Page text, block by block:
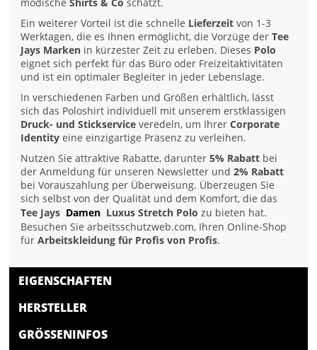
Ein weiterer Vorteil ist die schnelle Lieferzeit von 1-3
Werktagen, die es Ihnen ermöglicht, die Vorzüge derTee
Jays Marken in kürzester Zeit zu erleben. Dieses Polo
eignet sich perfekt für das Büro oder Freizeitaktivitäten
und ist ein optimaler Begleiter in jeder Lebenslage.
In verschiedenen Farben und Größen erhältlich, lässt
sich das Poloshirt individuell mit unserem erstklassigen
Druck- und Stickservice veredeln, um IhrerCorporate
Identity eine einzigartige Präsenz zu verleihen.
Nutzen Sie attraktive Rabatte, darunter5% Rabatt bei
der Anmeldung für unseren Newsletter und2% Rabatt
bei Vorauszahlung per Überweisung. Überzeugen Sie
sich selbst von der Qualität und dem Komfort, die das
Tee Jays Damen Luxus Stretch Polo zu bieten hat.
Besuchen Sie arbeitsschutzweb.com, Ihren Online-Shop
fürArbeitskleidung für Profis von Profis.
EIGENSCHAFTEN
HERSTELLER
GRÖSSENINFOS